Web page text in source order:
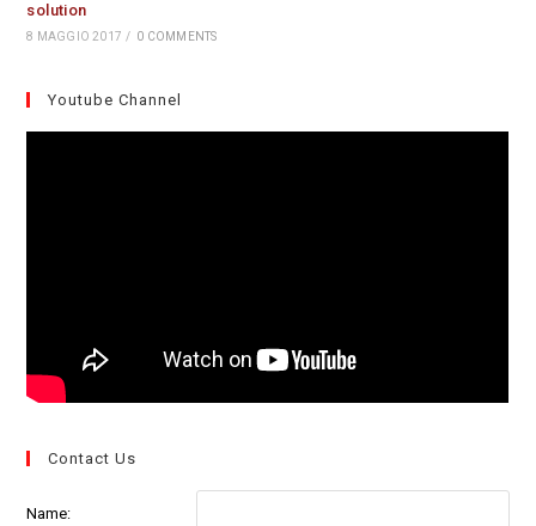
solution
8 MAGGIO 2017 / 0 COMMENTS
Youtube Channel
Contact Us
Name: